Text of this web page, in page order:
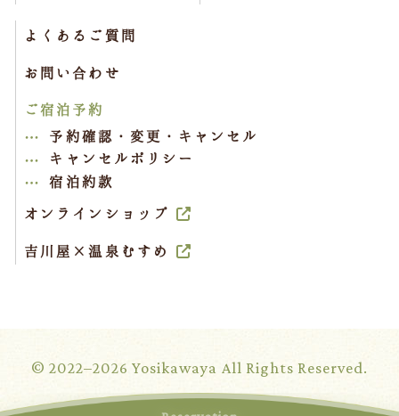
よくあるご質問
お問い合わせ
ご宿泊予約
予約確認・変更・キャンセル
キャンセルポリシー
宿泊約款
オンラインショップ
吉川屋×温泉むすめ
© 2022–2026 Yosikawaya All Rights Reserved.